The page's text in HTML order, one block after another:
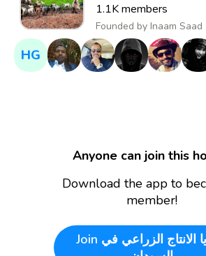
1.1Kmembers
Founded by Inaam Saad
HG
Anyone can join this
Download the app to
member!
Join الانتاج الزراعي في